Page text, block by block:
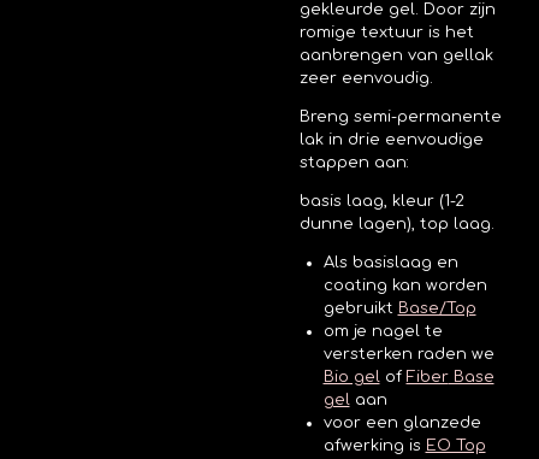
gekleurde gel. Door zijn
romige textuur is het
aanbrengen van gellak
zeer eenvoudig.
Breng semi-permanente
lak in drie eenvoudige
stappen aan:
basis laag, kleur (1-2
dunne lagen), top laag.
Als basislaag en
coating kan worden
gebruikt Base/Top
om je nagel te
versterken raden we
Bio gel of FiberBase
gel aan
voor een glanzede
afwerking is EO Top